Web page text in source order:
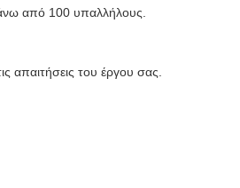
από 100 υπαλλήλους.
απαιτήσεις του έργου σας.